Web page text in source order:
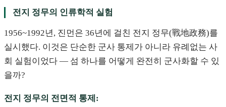
전지 정무의 인류학적 실험
1956~1992년, 진먼은 36년에 걸친 전지 정무(戰地政務)를
실시했다. 이것은 단순한 군사 통제가 아니라 유례없는 사
회 실험이었다 — 섬 하나를 어떻게 완전히 군사화할 수 있
을까?
전지 정무의 전면적 통제: